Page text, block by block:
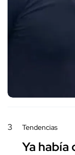
3 Tendencias
Ya había